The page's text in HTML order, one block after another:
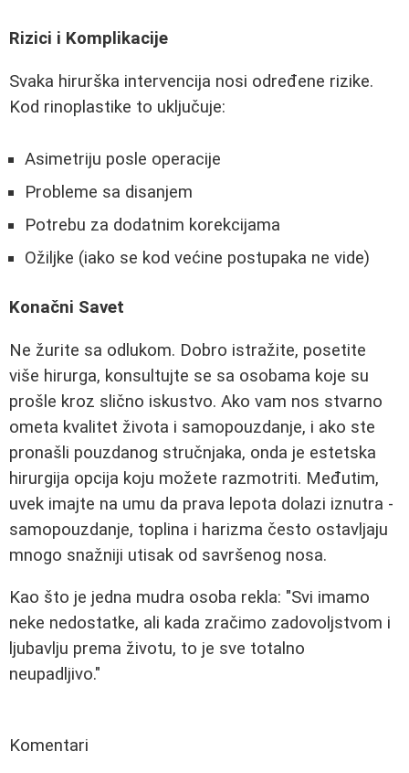
Rizici i Komplikacije
Svaka hirurška intervencija nosi određene rizike.
Kod rinoplastike to uključuje:
Asimetriju posle operacije
Probleme sa disanjem
Potrebu za dodatnim korekcijama
Ožiljke (iako se kod većine postupaka ne vide)
Konačni Savet
Ne žurite sa odlukom. Dobro istražite, posetite
više hirurga, konsultujte se sa osobama koje su
prošle kroz slično iskustvo. Ako vam nos stvarno
ometa kvalitet života i samopouzdanje, i ako ste
pronašli pouzdanog stručnjaka, onda je estetska
hirurgija opcija koju možete razmotriti. Međutim,
uvek imajte na umu da prava lepota dolazi iznutra -
samopouzdanje, toplina i harizma često ostavljaju
mnogo snažniji utisak od savršenog nosa.
Kao što je jedna mudra osoba rekla: "Svi imamo
neke nedostatke, ali kada zračimo zadovoljstvom i
ljubavlju prema životu, to je sve totalno
neupadljivo."
Komentari